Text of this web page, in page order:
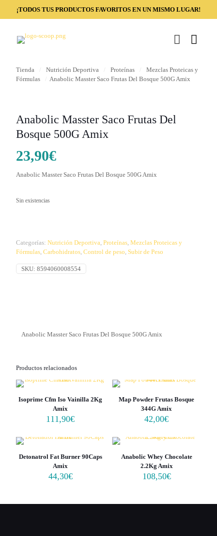
¡TODOS TUS PRODUCTOS FAVORITOS EN UN MISMO LUGAR!
Tienda Nutrición Deportiva Proteínas
Mezclas Proteicas y
Fórmulas
Anabolic Masster Saco Frutas Del Bosque 500G Amix
Anabolic Masster Saco Frutas Del
Bosque 500G Amix
23,90€
Anabolic Masster Saco Frutas Del Bosque 500G Amix
Sin existencias
Categorías: Nutrición Deportiva, Proteínas, Mezclas Proteicas y
Fórmulas, Carbohidratos, Control de peso, Subir de Peso
SKU: 8594060008554
Anabolic Masster Saco Frutas Del Bosque 500G Amix
Productos relacionados
Isoprime Cfm Iso Vainilla 2Kg
Amix
111,90€
Map Powder Frutas Bosque
344G Amix
42,00€
Detonatrol Fat Burner 90Caps
Amix
44,30€
Anabolic Whey Chocolate
2.2Kg Amix
108,50€